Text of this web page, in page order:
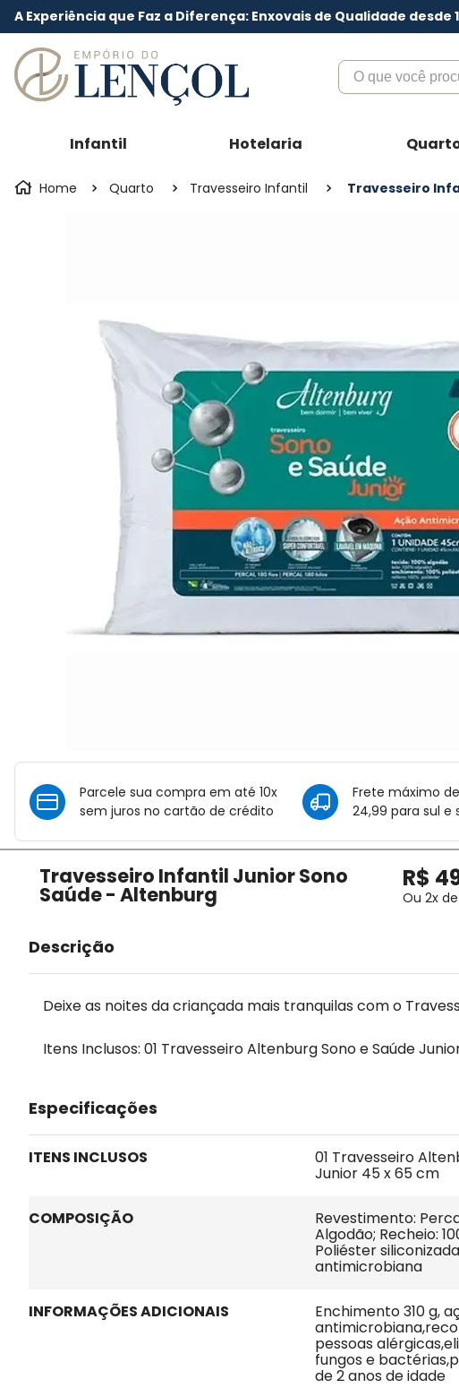
A Experiência que Faz a Diferença: Enxovais de Qualidade desde
O que você
Infantil Hotelaria
Quarto Travesseiro Infantil Travesseiro
Parcele sua compra em até 10x
sem juros no cartão de crédito
Frete máximo de
24,99 para sul e
Travesseiro Infantil Junior Sono
Saúde - Altenburg
R$
Ou2x
Descrição
Deixe as noites da criançada mais tranquilas com o
Itens Inclusos: 01 Travesseiro Altenburg Sono e Saúde
Especificações
ITENS INCLUSOS 01 Travesseiro
Junior 45 x 65 cm
COMPOSIÇÃO Revestimento:
Algodão; Recheio:
Poliéster
antimicrobiana
INFORMAÇÕES ADICIONAIS Enchimento 310 g,
pessoas
fungos e
de 2 anos de idade